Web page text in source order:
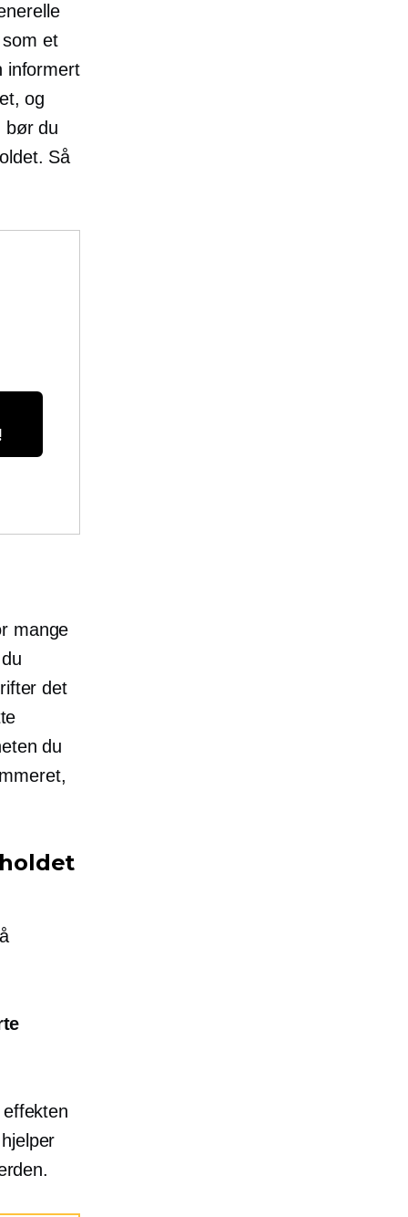
et
informert
og
bør du
Så
mange
det
du